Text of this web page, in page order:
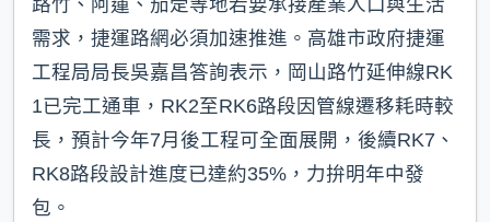
路竹、阿蓮、茄萣等地若要承接產業人口與生活
需求，捷運路網必須加速推進。高雄市政府捷運
工程局局長吳嘉昌答詢表示，岡山路竹延伸線RK
1已完工通車，RK2至RK6路段因管線遷移耗時較
長，預計今年7月後工程可全面展開，後續RK7、
RK8路段設計進度已達約35%，力拚明年中發
包。